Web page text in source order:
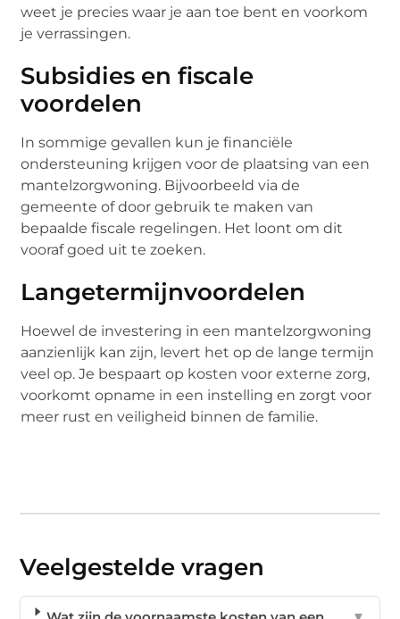
weet je precies waar je aan toe bent en voorkom
je verrassingen.
Subsidies en fiscale
voordelen
In sommige gevallen kun je financiële
ondersteuning krijgen voor de plaatsing van een
mantelzorgwoning. Bijvoorbeeld via de
gemeente of door gebruik te maken van
bepaalde fiscale regelingen. Het loont om dit
vooraf goed uit te zoeken.
Langetermijnvoordelen
Hoewel de investering in een mantelzorgwoning
aanzienlijk kan zijn, levert het op de lange termijn
veel op. Je bespaart op kosten voor externe zorg,
voorkomt opname in een instelling en zorgt voor
meer rust en veiligheid binnen de familie.
Veelgestelde vragen